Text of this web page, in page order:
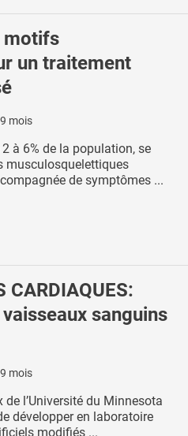
motifs
un traitement
mois
à 6% de la population, se
musculosquelettiques
de symptômes ...
CARDIAQUES:
sanguins
mois
l’Université du Minnesota
développer en laboratoire
modifiés ...